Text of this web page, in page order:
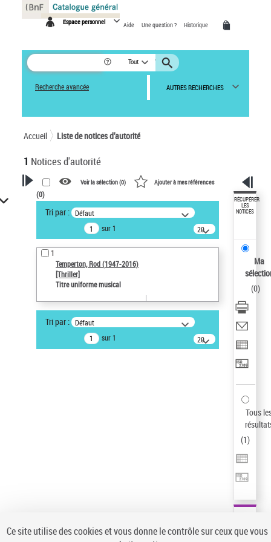
Espace personnel Aide Une question ? Historique
Tout
Recherche avancée AUTRES RECHERCHES
Accueil Liste de notices d’autorité
1 Notices d'autorité
VOTRE RECHERCHE
Recherche avancée dans les
notices d’autorité
Œuvres liées à l'auteur :
Temperton, Rod (1947-2016)
Auteur d’œuvre
Statut de la notice d’autorité
Notice élémentaire
Type de notice d'autorité
Voir la sélection (0) Ajouter à mes références
(0)
Tri par : Défaut
sur 1
20
résultats/page
1
Temperton, Rod (1947-2016)
[Thriller]
Titre uniforme musical
Tri par : Défaut
sur 1
20
résultats/page
RÉCUPÉRER
LES
NOTICES
Ma
(0)
Tous
(1)
Panneau de gestion des cookies
Ce site utilise des cookies et vous donne le contrôle sur ceux que vous